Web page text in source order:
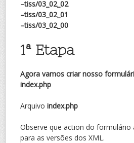
–tiss/03_02_02
–tiss/03_02_01
–tiss/03_02_00
1ª Etapa
Agora vamos criar nosso
index.php
Arquivo index.php
Observe que action do formulário
para as versões dos XML.